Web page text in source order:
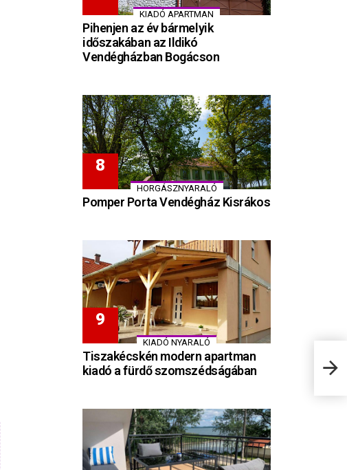
KIADÓ APARTMAN
Pihenjen az év bármelyik
időszakában az Ildikó
Vendégházban Bogácson
HORGÁSZNYARALÓ
Pomper Porta Vendégház Kisrákos
KIADÓ NYARALÓ
Tiszakécskén modern apartman
kiadó a fürdő szomszédságában